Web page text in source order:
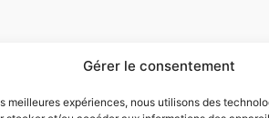
Gérer le consentement
meilleures expériences, nous utilisons des
(reparatietijd, technische
16.45.